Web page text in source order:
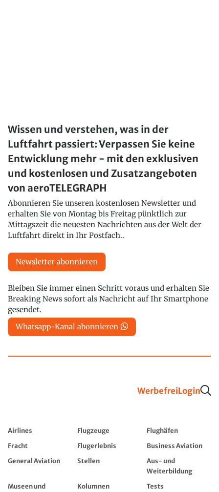
Wissen und verstehen, was in der
Luftfahrt passiert: Verpassen Sie keine
Entwicklung mehr - mit den exklusiven
und kostenlosen und Zusatzangeboten
von aeroTELEGRAPH
Abonnieren Sie unseren kostenlosen Newsletter und
erhalten Sie von Montag bis Freitag pünktlich zur
Mittagszeit die neuesten Nachrichten aus der Welt der
Luftfahrt direkt in Ihr Postfach..
Newsletter abonnieren
Bleiben Sie immer einen Schritt voraus und erhalten Sie
Breaking News sofort als Nachricht auf Ihr Smartphone
gesendet.
Whatsapp-Kanal abonnieren
WerbefreiLogin
Airlines Flugzeuge
Flughäfen
Fracht
Flugerlebnis
Business Aviation
General Aviation
Stellen
Aus- und
Weiterbildung
Museen und
Kolumnen Tests